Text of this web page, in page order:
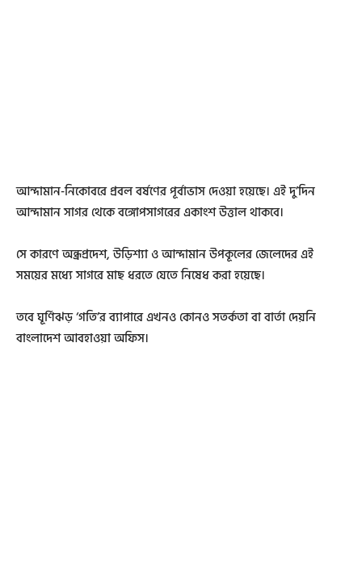
আন্দামান-নিকোবরে প্রবল বর্ষণের পূর্বাভাস দেওয়া হয়েছে। এই দু’দিন
আন্দামান সাগর থেকে বঙ্গোপসাগরের একাংশ উত্তাল থাকবে।
সে কারণে অন্ধ্রপ্রদেশ, উড়িশ্যা ও আন্দামান উপকূলের জেলেদের এই
সময়ের মধ্যে সাগরে মাছ ধরতে যেতে নিষেধ করা হয়েছে।
তবে ঘূর্ণিঝড় ‘গতি’র ব্যাপারে এখনও কোনও সতর্কতা বা বার্তা দেয়নি
বাংলাদেশ আবহাওয়া অফিস।